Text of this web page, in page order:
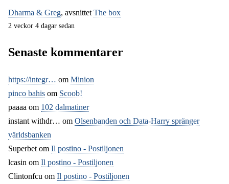
Dharma & Greg, avsnittetThe box
2 veckor 4 dagar sedan
Senaste kommentarer
https://integr… om Minion
pinco bahis om Scoob!
paaaa om 102 dalmatiner
instant withdr… om Olsenbanden och Data-Harry spränger
världsbanken
Superbet om Il postino - Postiljonen
lcasin om Il postino - Postiljonen
Clintonfcu om Il postino - Postiljonen